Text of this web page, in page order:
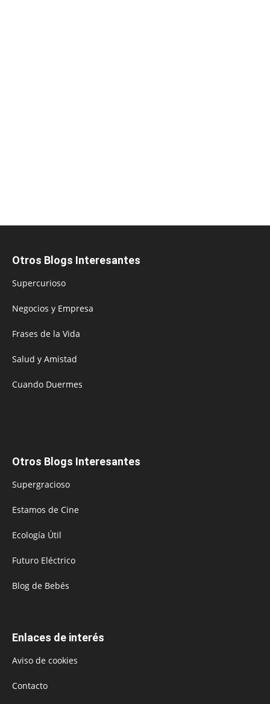
Otros Blogs Interesantes
Supercurioso
Negocios y Empresa
Frases de la Vida
Salud y Amistad
Cuando Duermes
Otros Blogs Interesantes
Supergracioso
Estamos de Cine
Ecología Útil
Futuro Eléctrico
Blog de Bebés
Enlaces de interés
Aviso de cookies
Contacto